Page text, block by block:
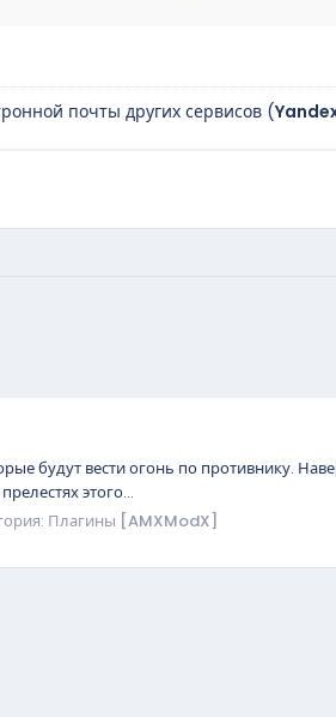
почты других сервисов (
будут вести огонь по противнику.
этого...
Плагины [AMXModX]